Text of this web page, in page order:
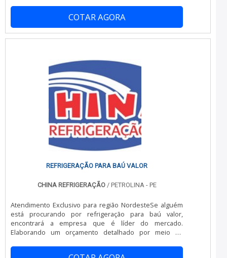
Refrigeração Norte Sul conseguirá eficiência com visitas
periódicas, podendo ser mensais, semanais ou
quinzenais. MAIS SOBRE MANUTENÇÃO DE CAMARA
FRIGORIFICA Há muitas maneiras eficientes de
em proporcionar aos clientes uma estrutura com:
Escritório de alta qualidade onde são realizadas as
suficiente para atender todas as demandas. Tudo isso
para que se tenha manutenção de camara frigorifica
com ótima qualidade. Ainda tratando-se de manutenção
de camara frigorifica , deve-se descartar empresas que
não tenham produtos e serviços com ótima qualidade e
excelente custo-benefício, pontos importantes que
ficam de fora no planejamento de empresas que visam
Isso tudo é a razão pela qual a Refrigeração Norte Sul é
serviços de refrigeração. O foco é entregar o que há de
profissionais dedicados e personalizados, com
ferramental adequado para atendimento do escopo dos
serviços contratados que esperam seu contato para
melhor atender. REFERÊNCIA DE QUALIDADE NO
SEGMENTO Somente na Refrigeração Norte Sul tem o
que há de melhor no ramo de prestação de serviços de
refrigeração. São opções variadas que a empresa
COTAR AGORA
REFRIGERAÇÃO PARA BAÚ VALOR
CHINA REFRIGERAÇÃO/ PETROLINA - PE
Atendimento Exclusivo para região NordesteSe alguém
está procurando por refrigeração para baú valor,
encontrará a empresa que é líder do mercado.
Elaborando um orçamento detalhado por meio da
custo benefício.Quando a questão é refrigeração para